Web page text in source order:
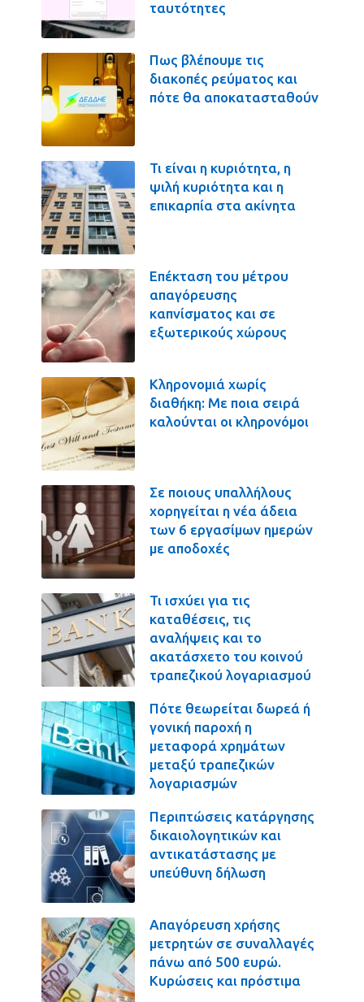
ταυτότητες
Πως βλέπουμε τις
διακοπές ρεύματος και
πότε θα αποκατασταθούν
Τι είναι η κυριότητα, η
ψιλή κυριότητα και η
επικαρπία στα ακίνητα
Επέκταση του μέτρου
απαγόρευσης
καπνίσματος και σε
εξωτερικούς χώρους
Κληρονομιά χωρίς
διαθήκη: Με ποια σειρά
καλούνται οι κληρονόμοι
Σε ποιους υπαλλήλους
χορηγείται η νέα άδεια
των 6 εργασίμων ημερών
με αποδοχές
Τι ισχύει για τις
καταθέσεις, τις
αναλήψεις και το
ακατάσχετο του κοινού
τραπεζικού λογαριασμού
Πότε θεωρείται δωρεά ή
γονική παροχή η
μεταφορά χρημάτων
μεταξύ τραπεζικών
λογαριασμών
Περιπτώσεις κατάργησης
δικαιολογητικών και
αντικατάστασης με
υπεύθυνη δήλωση
Απαγόρευση χρήσης
μετρητών σε συναλλαγές
πάνω από 500 ευρώ.
Κυρώσεις και πρόστιμα